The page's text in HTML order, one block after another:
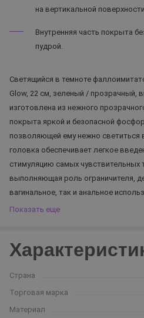
на вертикальной
Внутренняя часть покрыта
пудрой.
Светящийся в темноте
Glow, 22 см, зеленый / прозрачный,
изготовлена из нежного
покрыта яркой и безопасной
позволяющей ему нежно светиться
головка обеспечивает легкое
стимуляцию самых чувствительных
выполняющая роль ограничителя,
вагинальное, так и анальное
Показать еще
Страна
Торговая марка
Материал